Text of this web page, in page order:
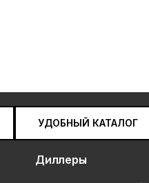
УДОБНЫЙ КАТАЛОГ
Диллеры